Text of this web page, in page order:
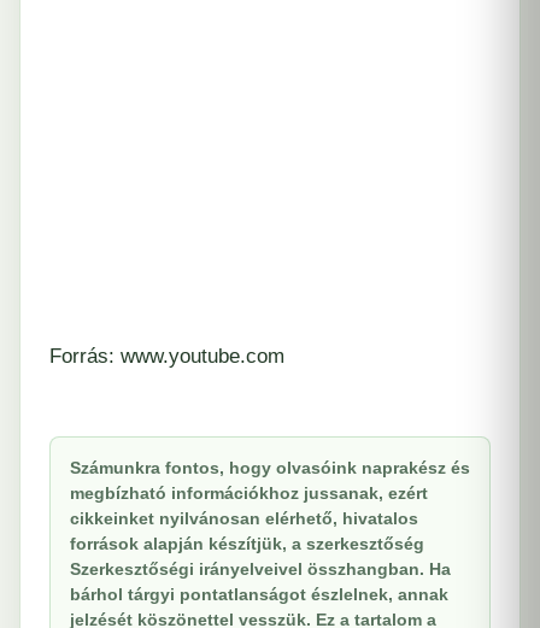
Forrás: www.youtube.com
Számunkra fontos, hogy olvasóink naprakész és
megbízható információkhoz jussanak, ezért
cikkeinket nyilvánosan elérhető, hivatalos
források alapján készítjük, a szerkesztőség
Szerkesztőségi irányelveivel összhangban. Ha
bárhol tárgyi pontatlanságot észlelnek, annak
jelzését köszönettel vesszük. Ez a tartalom a